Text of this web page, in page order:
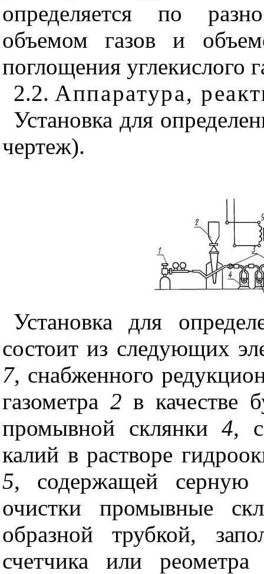
определяется по
объемом газов и
поглощения углекислого
2.2. Аппаратура,
Установка для
чертеж).
Установка для
состоит из следующих
7, снабженного
газометра 2 в качестве
промывной склянки 4,
калий в растворе
5, содержащей серную
очистки промывные
образной трубкой,
счетчика или